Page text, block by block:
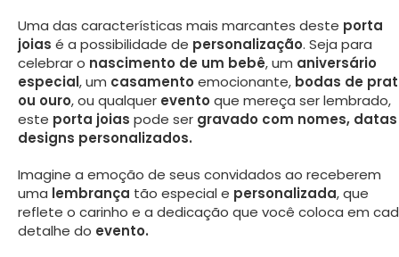
Uma das características mais marcantes deste porta
joias é a possibilidade de personalização. Seja para
celebrar o nascimento de um bebê, um aniversário
especial, um casamentoemocionante, bodas de
ou ouro, ou qualquer eventoque mereça ser lembrado,
este porta joias pode ser gravado com nomes,
designs personalizados.
Imagine a emoção de seus convidados ao receberem
uma lembrança tão especial e personalizada, que
reflete o carinho e a dedicação que você coloca em
detalhe do evento.